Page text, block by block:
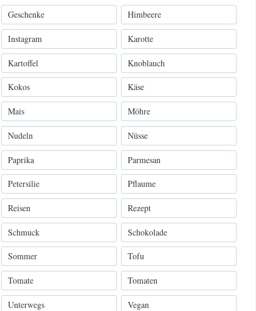
Geschenke Himbeere
Instagram Karotte
Kartoffel Knoblauch
Kokos Käse
Mais Möhre
Nudeln Nüsse
Paprika Parmesan
Petersilie Pflaume
Reisen Rezept
Schmuck Schokolade
Sommer Tofu
Tomate Tomaten
Unterwegs Vegan